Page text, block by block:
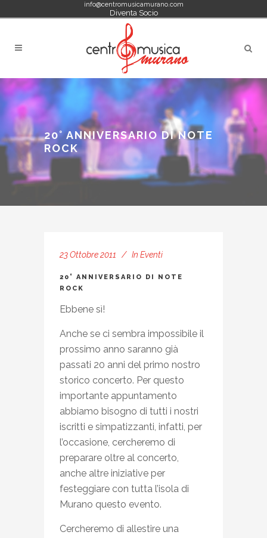
info@centromusicamurano.com
Diventa Socio
20° ANNIVERSARIO DI NOTE
ROCK
23 Ottobre 2011 In Eventi
20° ANNIVERSARIO DI NOTE
ROCK
Ebbene sì!
Anche se ci sembra impossibile il
prossimo anno saranno già
passati 20 anni del primo nostro
storico concerto. Per questo
importante appuntamento
abbiamo bisogno di tutti i nostri
iscritti e simpatizzanti, infatti, per
l’occasione, cercheremo di
preparare oltre al concerto,
anche altre iniziative per
festeggiare con tutta l’isola di
Murano questo evento.
Cercheremo di allestire una